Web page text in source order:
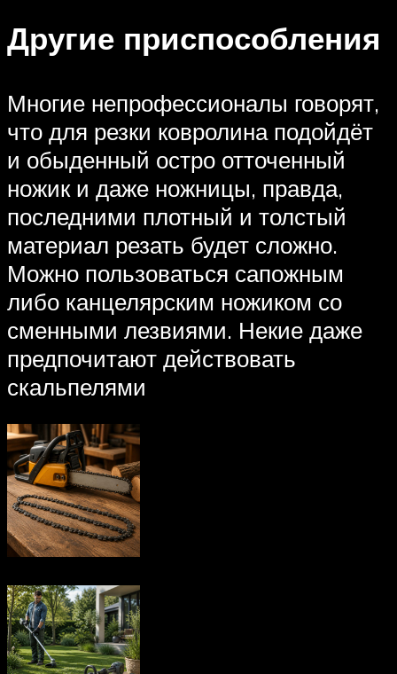
Другие приспособления
Многие непрофессионалы говорят,
что для резки ковролина подойдёт
и обыденный остро отточенный
ножик и даже ножницы, правда,
последними плотный и толстый
материал резать будет сложно.
Можно пользоваться сапожным
либо канцелярским ножиком со
сменными лезвиями. Некие даже
предпочитают действовать
скальпелями